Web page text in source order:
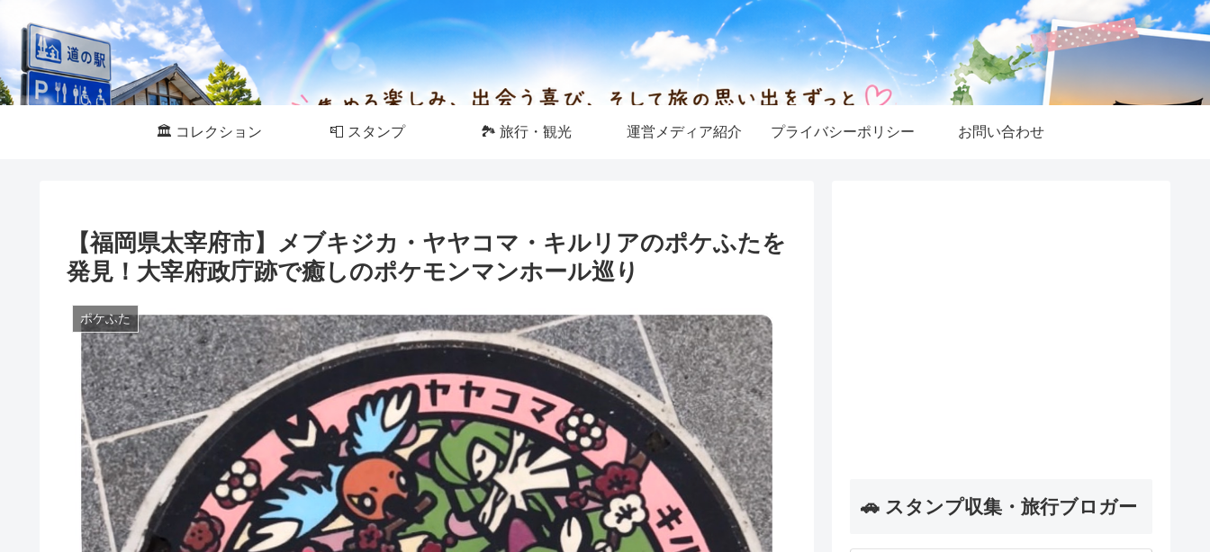
🏛️ コレクション 📮 スタンプ 🏞 旅行・観光 運営メディア紹介 プライバシーポリシー お問い合わせ
【福岡県太宰府市】メブキジカ・ヤヤコマ・キルリアのポケふたを
発見！大宰府政庁跡で癒しのポケモンマンホール巡り
ポケふた
🚗 スタンプ収集・旅行ブロガー